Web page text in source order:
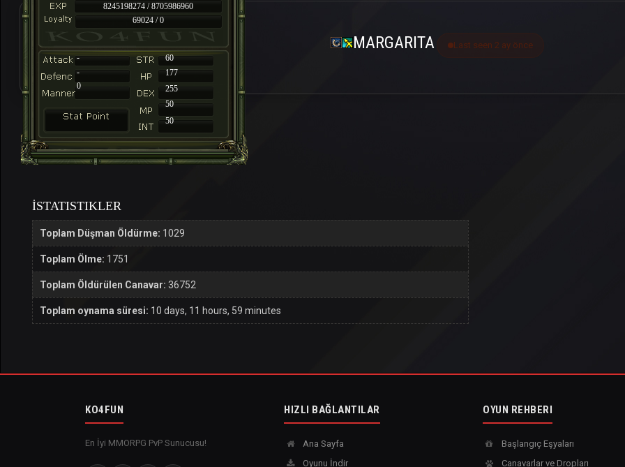
8245198274 / 8705986960
69024 / 0
-
60
-
177
255
50
50
0
MARGARITA Last seen 2 ay önce
İSTATISTIKLER
Toplam Düşman Öldürme: 1029
Toplam Ölme: 1751
Toplam Öldürülen Canavar: 36752
Toplam oynama süresi: 10 days, 11 hours, 59 minutes
KO4FUN
En İyi MMORPG PvP Sunucusu!
HIZLI BAĞLANTILAR
Ana Sayfa
Oyunu İndir
OYUN REHBERI
Başlangıç Eşyaları
Canavarlar ve Dropları